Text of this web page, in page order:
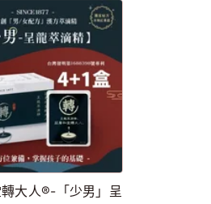
大人®-「少男」呈